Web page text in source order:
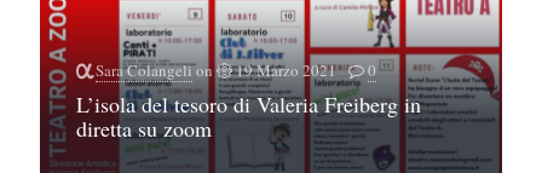
Sara Colangelion 19 Marzo 2021 0
L’isola del tesoro di Valeria Freiberg in
diretta su zoom